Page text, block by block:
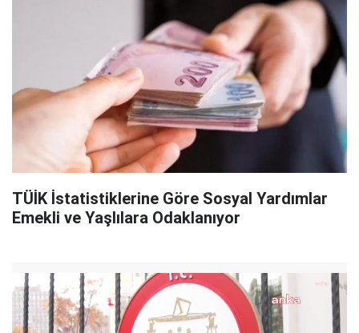
TÜİK İstatistiklerine Göre Sosyal Yardımlar
Emekli ve Yaşlılara Odaklanıyor